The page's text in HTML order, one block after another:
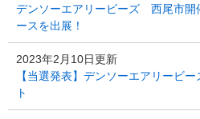
デンソーエアリービーズ 西尾市開
ースを出展！
2023年2月10日更新
【当選発表】デンソーエアリービ
ト